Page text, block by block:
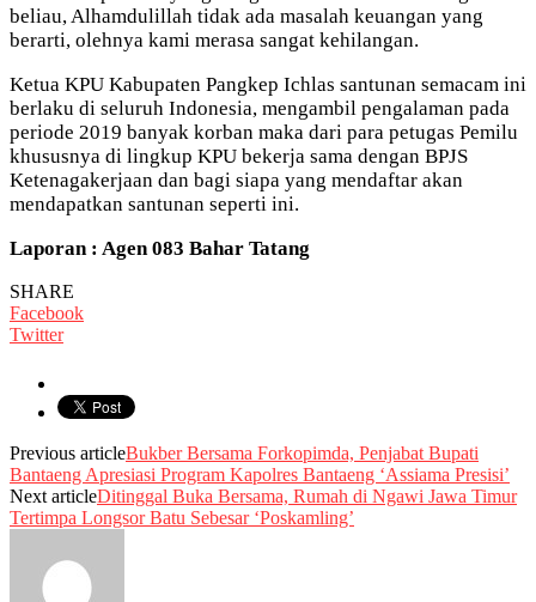
beliau, Alhamdulillah tidak ada masalah keuangan yang
berarti, olehnya kami merasa sangat kehilangan.
Ketua KPU Kabupaten Pangkep Ichlas santunan semacam ini
berlaku di seluruh Indonesia, mengambil pengalaman pada
periode 2019 banyak korban maka dari para petugas Pemilu
khususnya di lingkup KPU bekerja sama dengan BPJS
Ketenagakerjaan dan bagi siapa yang mendaftar akan
mendapatkan santunan seperti ini.
Laporan : Agen 083 Bahar Tatang
SHARE
Facebook
Twitter
Previous articleBukber Bersama Forkopimda, Penjabat Bupati
Bantaeng Apresiasi Program Kapolres Bantaeng ‘Assiama Presisi’
Next articleDitinggal Buka Bersama, Rumah di Ngawi Jawa Timur
Tertimpa Longsor Batu Sebesar ‘Poskamling’